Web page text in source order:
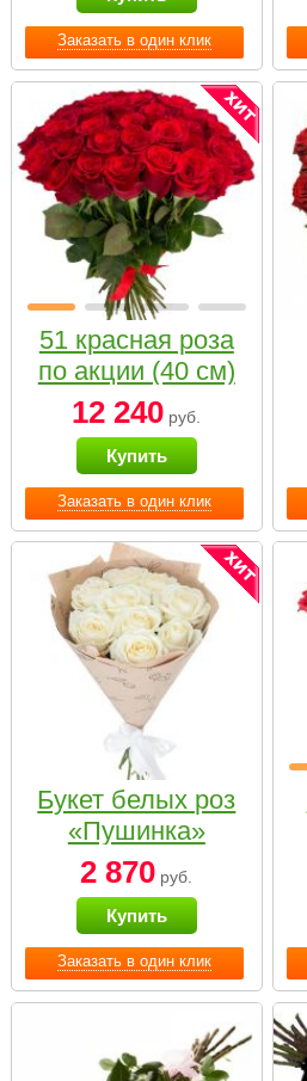
Заказать в один клик
Заказать в один клик
51 красная роза
по акции (40 см)
12 240 руб.
Купить
Заказать в один клик
Букет белых роз
«Пушинка»
2 870 руб.
Купить